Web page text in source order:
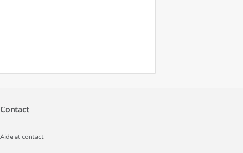
Contact
Aide et contact